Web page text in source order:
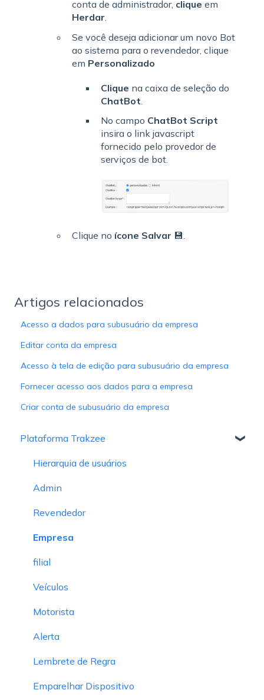
conta de administrador, clique em
Herdar.
Se você deseja adicionar um novo Bot
ao sistema para o revendedor, clique
em Personalizado
Clique na caixa de seleção do
ChatBot
No campo ChatBot Script
insira o link javascript
fornecido pelo provedor de
serviços de bot.
Clique no ícone Salvar 💾.
Artigos relacionados
Acesso a dados para subusuário da empresa
Editar conta da empresa
Acesso à tela de edição para subusuário da empresa
Fornecer acesso aos dados para a empresa
Criar conta de subusuário da empresa
Plataforma Trakzee
Hierarquia de usuários
Admin
Revendedor
Empresa
filial
Veículos
Motorista
Alerta
Lembrete de Regra
Emparelhar Dispositivo